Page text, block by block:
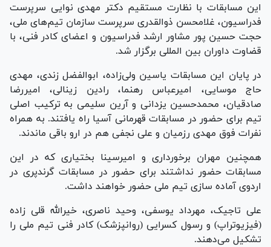
این مسابقات با نظارت مستقیم دکتر مهدی نوایی سرپرست
فدراسیون، غلامحسن ذوالقدری سرپرست سازمان تیم‌های ملی،
حجت حسین پور مشاور ارشد فدراسیون و اعضای کادر فنی، با
قضاوت داوران بین المللی برگزار شد.
در پایان این مسابقات یاسین ولی‌زاده، ابوالفضل زندی، مهدی
حاج موسایی، امیرعباس رهنما، رادین زینالی، امیررضا
صادقیان، محمدحسین یزدانی و آرین سلیمی به ترکیب اصلی
تیم برای حضور در مسابقات قهرمانی آسیا راه یافتند. به همراه
نفرات فوق مهدی رزمیان و علی نجفی هم در ارو باقی ماندند.
همچنین مهران برخورداری و امیرسینا بختیاری که در این
مسابقات حضور نداشتند برای حضور در مسابقات گرندپری در
اردوی آماده سازی تیم ملی حضور خواهند داشت.
علی تاجیک، مهرداد یوسفی، وحید ناصری، خیرالله قلی زاده
(فیزیوتراپ) و رسول کسرایی (روانپزشک) کادر فنی تیم ملی را
تشکیل می‌دهند.